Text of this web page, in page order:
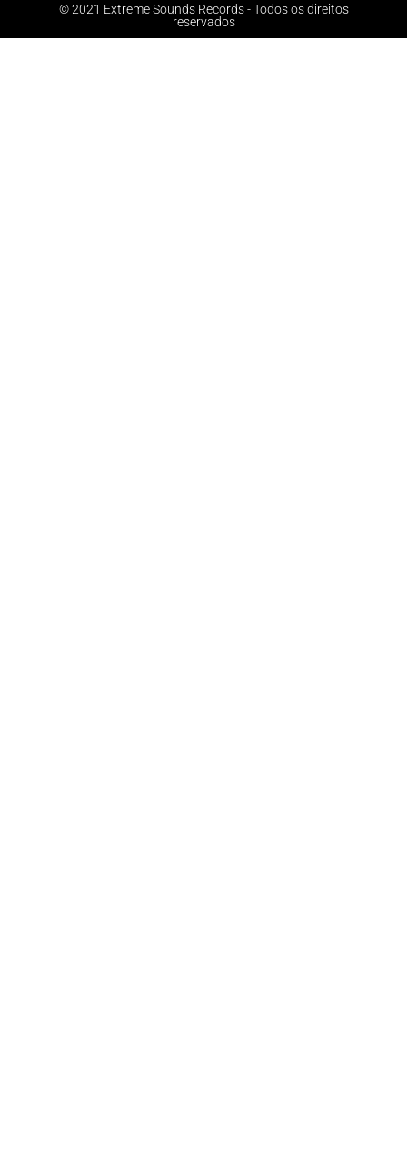
© 2021 Extreme Sounds Records - Todos os direitos
reservados